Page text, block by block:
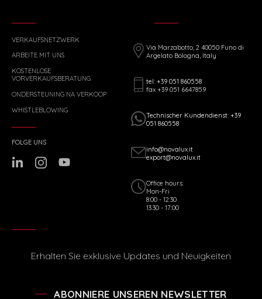
VERKAUFSNETZWERK
ARBEITE MIT UNS
KOSTENLOSE
VORVERKAUFSBERATUNG
ONDERSTEUNING NA VERKOOP
WHISTLEBLOWING
Via Marzabotto, 2 40050 Funo di
Argelato Bologna, Italy
tel: +39 051 860558
fax +39 051 6647859
Technischer Kundendienst: +39
051 860558
info@novalux.it
export@novalux.it
Office hours:
Mon-Fri
8:00 - 12:30
13:30 - 17:00
FOLGE UNS
Erhalten Sie exklusive Updates und Neuigkeiten
ABONNIERE UNSEREN NEWSLETTER